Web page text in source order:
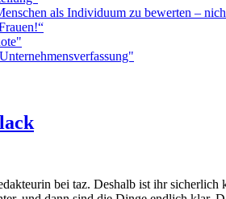
als Individuum zu bewerten –
bei taz. Deshalb ist ihr